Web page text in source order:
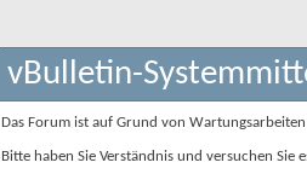
vBulletin-
Das Forum ist auf Grund von
Bitte haben Sie Verständnis und versuchen Sie